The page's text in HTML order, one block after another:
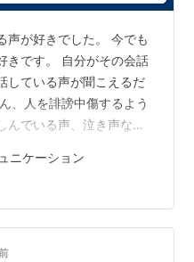
声が好きでした。 今でも
きです。 自分がその会話
している声が聞こえるだ
、人を誹謗中傷するよう
んでいる声、泣き声など
会話や声を聞いているの
ある話題でも、関係がな
ている、それだけでいい
よく父の知り合いが来て
に来る人、相談に来る
ニケーション